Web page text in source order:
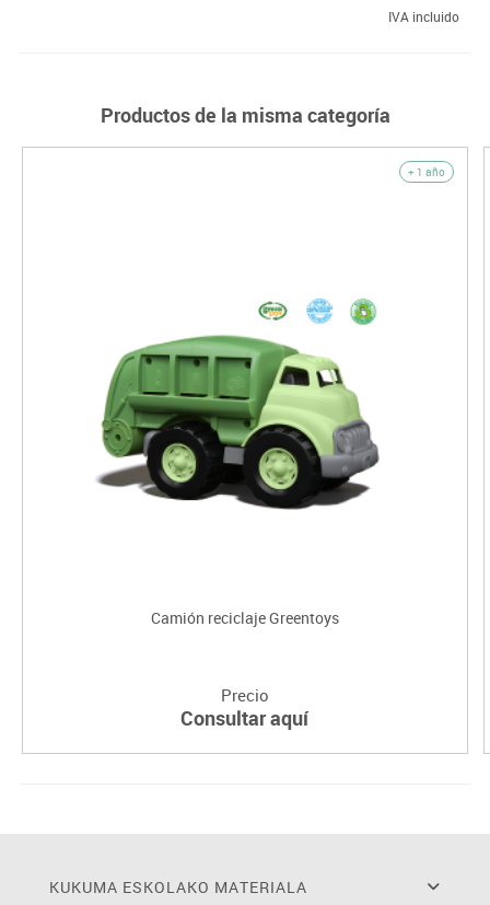
IVA incluido
Productos de la misma categoría
+ 1 año
Camión reciclaje Greentoys
Precio
Consultar aquí
KUKUMA ESKOLAKO MATERIALA